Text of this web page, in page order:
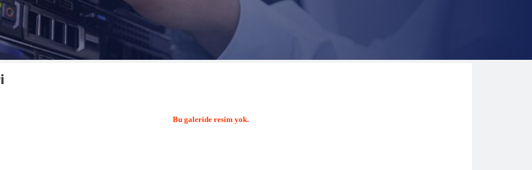
Bu galeride resim yok.